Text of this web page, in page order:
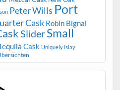
Peter Wills Port
Cask Robin Bignal
SliderSmall
Cask Uniquely Islay